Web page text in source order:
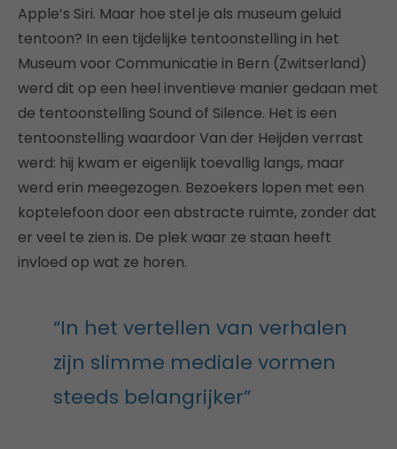
Apple’s Siri. Maar hoe stel je als museum geluid
tentoon? In een tijdelijke tentoonstelling in het
Museum voor Communicatie in Bern (Zwitserland)
werd dit op een heel inventieve manier gedaan met
de tentoonstelling Sound of Silence. Het is een
tentoonstelling waardoor Van der Heijden verrast
werd: hij kwam er eigenlijk toevallig langs, maar
werd erin meegezogen. Bezoekers lopen met een
koptelefoon door een abstracte ruimte, zonder dat
er veel te zien is. De plek waar ze staan heeft
invloed op wat ze horen.
“In het vertellen van verhalen
zijn slimme mediale vormen
steeds belangrijker”